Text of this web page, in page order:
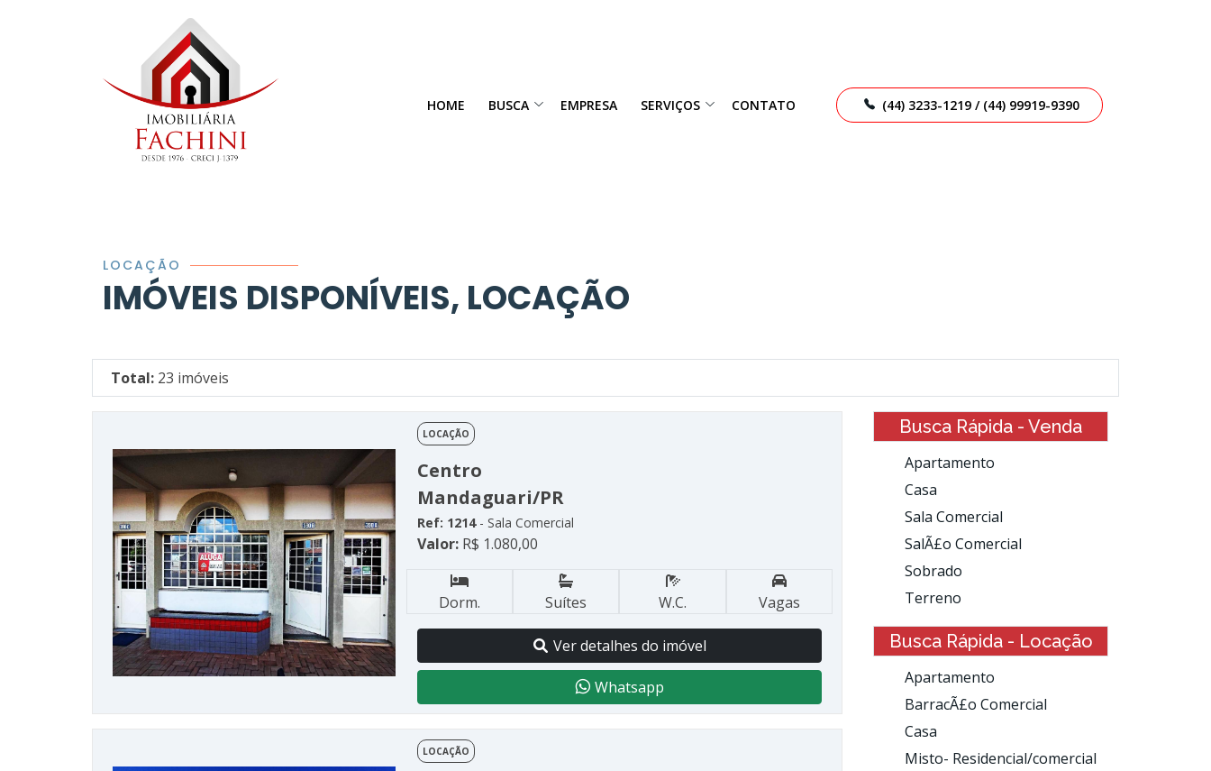
HOME BUSCA EMPRESA SERVIÇOS CONTATO (44) 3233-1219 / (44) 99919-9390
LOCAÇÃO
IMÓVEIS DISPONÍVEIS, LOCAÇÃO
Total: 23 imóveis
LOCAÇÃO
Centro
Mandaguari/PR
Ref: 1214- Sala Comercial
Valor:R$ 1.080,00
Dorm. Suítes W.C. Vagas
Ver detalhes do imóvel
Whatsapp
LOCAÇÃO
Busca Rápida - Venda
Apartamento
Casa
Sala Comercial
SalÃ£o Comercial
Sobrado
Terreno
Busca Rápida - Locação
Apartamento
BarracÃ£o Comercial
Casa
Misto- Residencial/comercial